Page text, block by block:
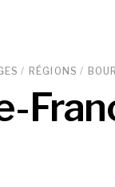
/ RÉGIONS /